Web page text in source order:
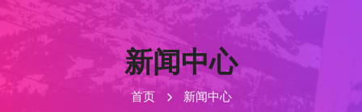
新闻中心
首页 新闻中心